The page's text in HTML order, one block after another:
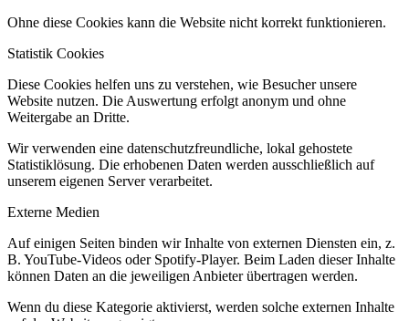
Ohne diese Cookies kann die Website nicht korrekt funktionieren.
Statistik Cookies
Diese Cookies helfen uns zu verstehen, wie Besucher unsere
Website nutzen. Die Auswertung erfolgt anonym und ohne
Weitergabe an Dritte.
Wir verwenden eine datenschutzfreundliche, lokal gehostete
Statistiklösung. Die erhobenen Daten werden ausschließlich auf
unserem eigenen Server verarbeitet.
Externe Medien
Auf einigen Seiten binden wir Inhalte von externen Diensten ein, z.
B. YouTube-Videos oder Spotify-Player. Beim Laden dieser Inhalte
können Daten an die jeweiligen Anbieter übertragen werden.
Wenn du diese Kategorie aktivierst, werden solche externen Inhalte